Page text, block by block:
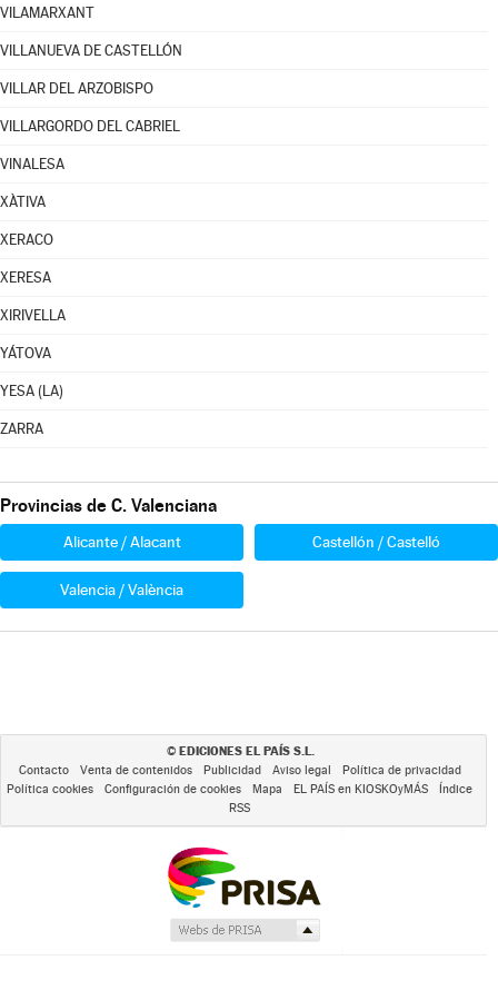
VILAMARXANT
VILLANUEVA DE CASTELLÓN
VILLAR DEL ARZOBISPO
VILLARGORDO DEL CABRIEL
VINALESA
XÀTIVA
XERACO
XERESA
XIRIVELLA
YÁTOVA
YESA (LA)
ZARRA
Provincias de C. Valenciana
Alicante / Alacant Castellón / Castelló
Valencia / València
© EDICIONES EL PAÍS S.L.
Contacto Venta de contenidos Publicidad Aviso legal
Política de privacidad
Política cookies
Configuración de cookies Mapa EL PAÍS en KIOSKOyMÁS
Índice
RSS